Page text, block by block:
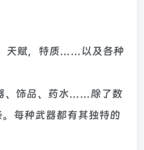
天赋，特质……以及各种
、饰品、药水……除了数
每种武器都有其独特的